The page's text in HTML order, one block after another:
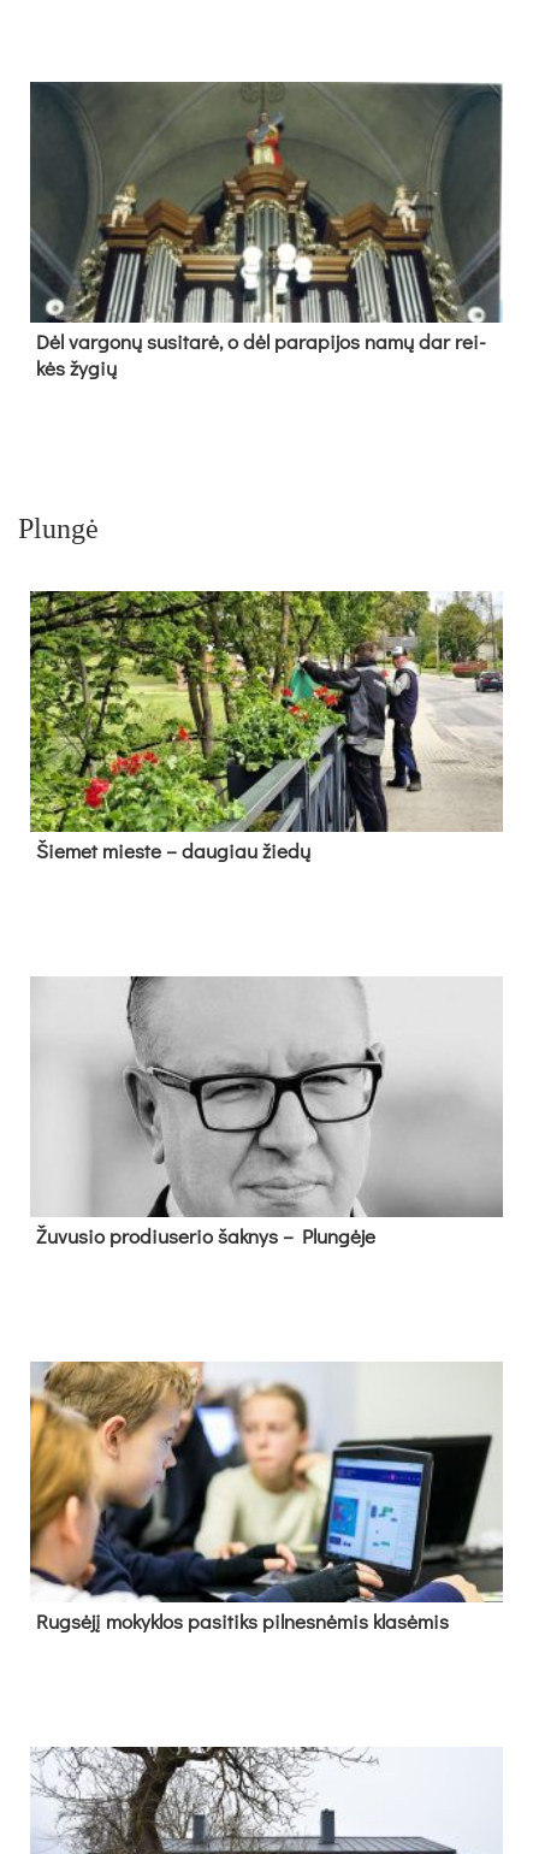
Dėl var­go­nų su­si­ta­rė, o dėl pa­ra­pi­jos na­mų dar rei­
kės žy­gių
Plungė
Šie­met mies­te – dau­giau žie­dų
Žu­vu­sio pro­diu­se­rio šak­nys – Plun­gė­je
Rug­sė­jį mo­kyk­los pa­si­tiks pil­nes­nė­mis kla­sė­mis